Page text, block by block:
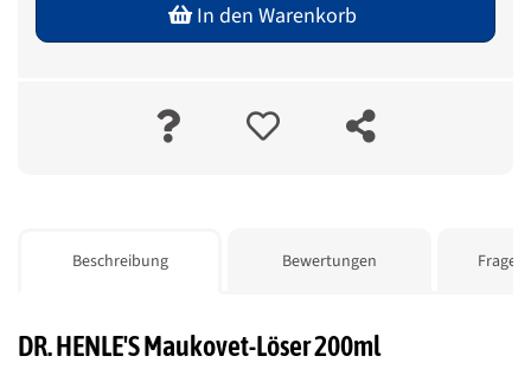
In den Warenkorb
Beschreibung
Bewertungen Frage
DR. HENLE'S Maukovet-Löser 200ml